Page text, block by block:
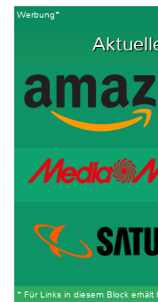
Werbung*
* Für Links in diesem Block